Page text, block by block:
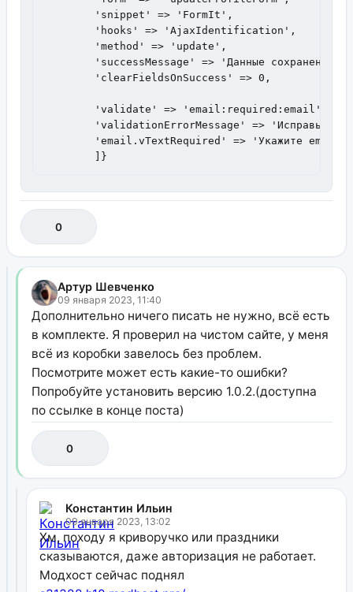
        'snippet' => 'FormIt',
        'hooks' => 'AjaxIdentification',
        'method' => 'update',
        'successMessage' => 'Данные сохранены.',
        'clearFieldsOnSuccess' => 0,
        'validate' => 'email:required:email',
'validationErrorMessage' => 'Исправьте,
        'email.vTextRequired' => 'Укажите email.'
        ]}
0
Артур Шевченко
09 января 2023, 11:40
Дополнительно ничего писать не нужно, всё есть
в комплекте. Я проверил на чистом сайте, у меня
всё из коробки завелось без проблем.
Посмотрите может есть какие-то ошибки?
Попробуйте установить версию 1.0.2.(доступна
по ссылке в конце поста)
0
Константин Ильин
09 января 2023, 13:02
Хм, походу я криворучко или праздники
сказываются, даже авторизация не работает.
Модхост сейчас поднял